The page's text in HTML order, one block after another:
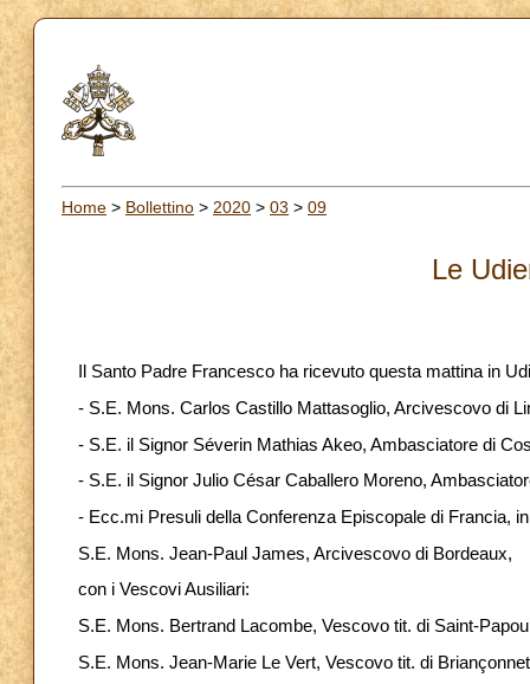
Home > Bollettino > 2020 > 03 > 09
Le
Il Santo Padre Francesco ha ricevuto questa mattina in
- S.E. Mons. Carlos Castillo Mattasoglio, Arcivescovo di
- S.E. il Signor Séverin Mathias Akeo, Ambasciatore di
- S.E. il Signor Julio César Caballero Moreno,
- Ecc.mi Presuli della Conferenza Episcopale di Francia,
S.E. Mons. Jean-Paul James, Arcivescovo di Bordeaux,
con i Vescovi Ausiliari:
S.E. Mons. Bertrand Lacombe, Vescovo tit. di Saint-
S.E. Mons. Jean-Marie Le Vert, Vescovo tit. di